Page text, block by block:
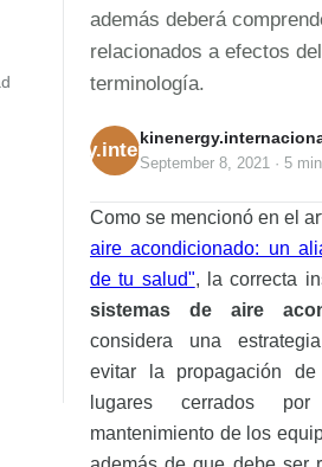
además deberá
relacionados a efectos
terminología.
kinenergy.internacional
September 8, 2021 · 5 min
Como se mencionó en el
aire acondicionado: un
de tu salud", la correcta
sistemas de aire
considera una
evitar la propagación
lugares cerrados
mantenimiento de los